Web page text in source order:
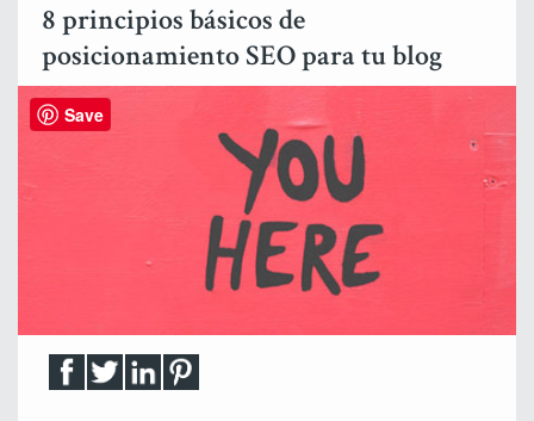
8 principios básicos de
posicionamiento SEO para tu blog
Save